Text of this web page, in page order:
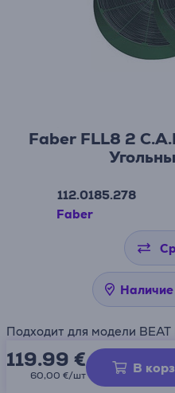
Faber FLL8 2
112.0185.278
Faber
Наличие
Подходит для модели BEAT
119.99 €
60,00 €/шт В
Способы